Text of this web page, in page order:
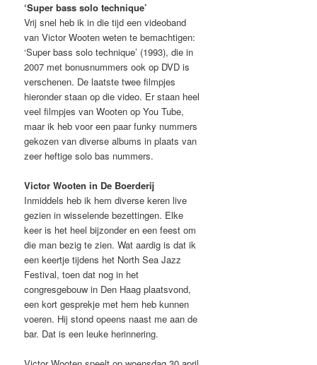
‘Super bass solo technique’
Vrij snel heb ik in die tijd een videoband
van Victor Wooten weten te bemachtigen:
‘Super bass solo technique’ (1993), die in
2007 met bonusnummers ook op DVD is
verschenen. De laatste twee filmpjes
hieronder staan op die video. Er staan heel
veel filmpjes van Wooten op You Tube,
maar ik heb voor een paar funky nummers
gekozen van diverse albums in plaats van
zeer heftige solo bas nummers.
Victor Wooten in De Boerderij
Inmiddels heb ik hem diverse keren live
gezien in wisselende bezettingen. Elke
keer is het heel bijzonder en een feest om
die man bezig te zien. Wat aardig is dat ik
een keertje tijdens het North Sea Jazz
Festival, toen dat nog in het
congresgebouw in Den Haag plaatsvond,
een kort gesprekje met hem heb kunnen
voeren. Hij stond opeens naast me aan de
bar. Dat is een leuke herinnering.